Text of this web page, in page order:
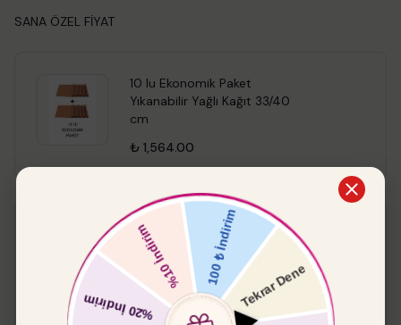
SANA ÖZEL FİYAT
10 lu Ekonomik Paket
Yıkanabilir Yağlı Kağıt 33/40
cm
₺ 1,564.00
Pasta Paleti Küt
15
₺ 549.00
₺ 466.65